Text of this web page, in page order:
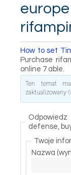
How to set
Purchase
online 7 able.
Ten temat
zaktualizowany
defense,
Twoje
Nazwa